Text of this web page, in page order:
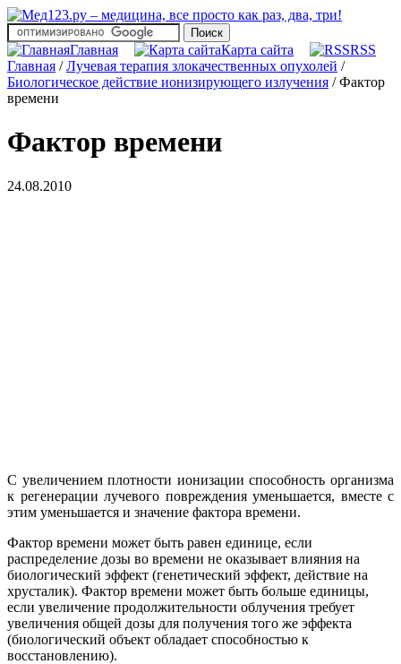
Главная Карта сайта
RSS
Главная /Лучевая терапия злокачественных опухолей /
Биологическое действие ионизирующего излучения /Фактор
времени
Фактор времени
24.08.2010
С увеличением плотности ионизации способность организма
к регенерации лучевого повреждения уменьшается, вместе с
этим уменьшается и значение фактора времени.
Фактор времени может быть равен единице, если
распределение дозы во времени не оказывает влияния на
биологический эффект (генетический эффект, действие на
хрусталик). Фактор времени может быть больше единицы,
если увеличение продолжительности облучения требует
увеличения общей дозы для получения того же эффекта
(биологический объект обладает способностью к
восстановлению).